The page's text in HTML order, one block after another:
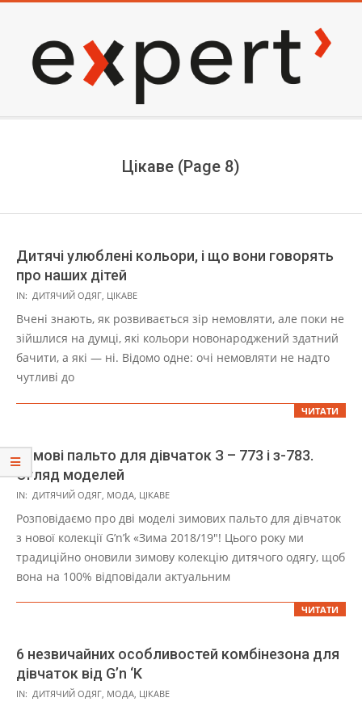
content
EXPERT
Цікаве (Page 8)
Дитячі улюблені кольори, і що вони говорять
про наших дітей
2021-
11-
01
IN: ДИТЯЧИЙ ОДЯГ, ЦІКАВЕ
Вчені знають, як розвивається зір немовляти, але поки не
зійшлися на думці, які кольори новонароджений здатний
бачити, а які — ні. Відомо одне: очі немовляти не надто
чутливі до
ЧИТАТИ
Зимові пальто для дівчаток З – 773 і з-783.
Огляд моделей
2021-
11-
IN: ДИТЯЧИЙ ОДЯГ МОДА ЦІКАВЕ
Розповідаємо про дві моделі зимових пальто для дівчаток
з нової колекції G’n’k «Зима 2018/19″! Цього року ми
традиційно оновили зимову колекцію дитячого одягу, щоб
вона на 100% відповідали актуальним
ЧИТАТИ
6 незвичайних особливостей комбінезона для
дівчаток від G’n ‘K
2021-
IN: ДИТЯЧИЙ ОДЯГ, МОДА, ЦІКАВЕ